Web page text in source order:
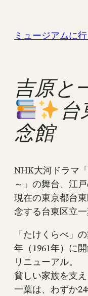
ミュージアムに行
吉原と
念館
NHK大河ドラマ
～」の舞台、江
現在の東京都台
念する台東区立
「たけくらべ」
年（1961年）に
リニューアル。
貧しい家族を支
一葉は、わずか